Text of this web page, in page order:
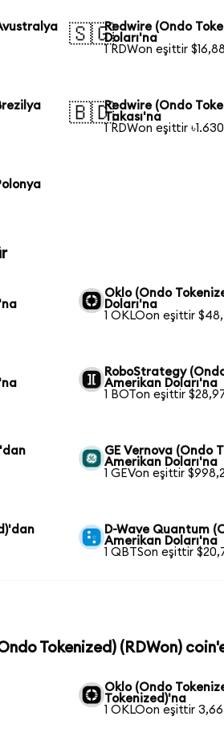
🇸🇬Redwire (Ondo
Doları'na
1 RDWon eşittir $16,88
🇧🇩Redwire (Ondo
Takası'na
1 RDWon eşittir
Oklo (Ondo
Doları'na
1 OKLOon eşittir
RoboStrategy
Amerikan Doları'na
1 BOTon eşittir
GE Vernova (Ondo
Amerikan Doları'na
1 GEVon eşittir
D-Wave Quantum
Amerikan Doları'na
1 QBTSon eşittir
Tokenized) (RDWon)
Oklo (Ondo
Tokenized)'na
1 OKLOon eşittir